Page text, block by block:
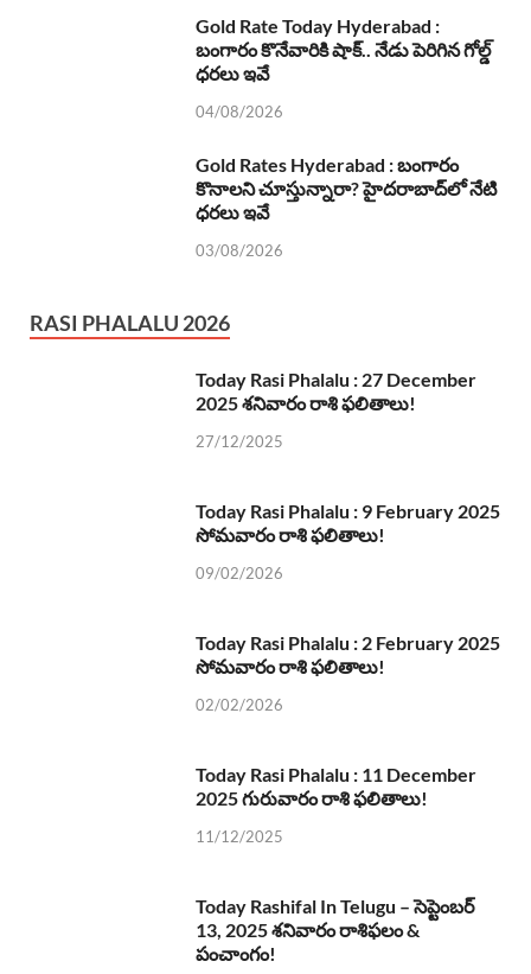
Gold Rate Today Hyderabad :
బంగారం కొనేవారికి షాక్.. నేడు పెరిగిన గోల్డ్
ధరలు ఇవే
04/08/2026
Gold Rates Hyderabad : బంగారం
కొనాలని చూస్తున్నారా? హైదరాబాద్‌లో నేటి
ధరలు ఇవే
03/08/2026
RASI PHALALU 2026
Today Rasi Phalalu : 27 December
2025 శనివారం రాశి ఫలితాలు!
27/12/2025
Today Rasi Phalalu : 9 February 2025
సోమవారం రాశి ఫలితాలు!
09/02/2026
Today Rasi Phalalu : 2 February 2025
సోమవారం రాశి ఫలితాలు!
02/02/2026
Today Rasi Phalalu : 11 December
2025 గురువారం రాశి ఫలితాలు!
11/12/2025
Today Rashifal In Telugu – సెప్టెంబర్
13, 2025 శనివారం రాశిఫలం &
పంచాంగం!